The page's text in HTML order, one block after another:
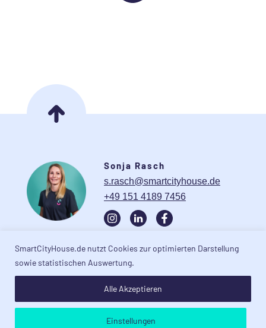
SmartCityHouse.de nutzt Cookies zur optimierten Darstellung
sowie statistischen Auswertung.
Einstellungen
Alle Akzeptieren
Sonja Rasch
s.rasch@smartcityhouse.de
+49 151 4189 7456
Rheinstraße 82
info@smartcityhouse.de
Impressum
AGB´s